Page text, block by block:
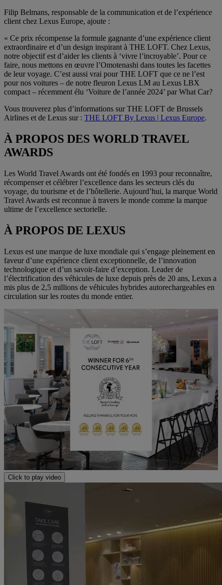
Filip Belmans, responsable de la communication et de l’expérience
client chez Lexus Europe, ajoute :
« Ce prix récompense la formule gagnante d’une expérience client
extraordinaire et d’un design inspirant à THE LOFT. Chez Lexus,
notre objectif est d’aider les clients à ‘vivre l’incroyable’. Pour ce
faire, nous mettons en œuvre l’Omotenashi dans toutes les facettes
de leur voyage. C’est aussi vrai pour THE LOFT que ce ne l’est
pour nos voitures – de notre fleuron Lexus LM au Lexus LBX
compact – récemment élu ‘Voiture de l’année 2024’ par What Car?
Vous trouverez plus d’informations sur THE LOFT de Brussels
Airlines et de Lexus sur : THE LOFT By Lexus | Lexus Europe.
À PROPOS DES WORLD TRAVEL
AWARDS
Les World Travel Awards ont été fondés en 1993 pour reconnaître,
récompenser et célébrer l’excellence dans les secteurs clés du
voyage, du tourisme et de l’hôtellerie. Aujourd’hui, la marque World
Travel Awards est reconnue à travers le monde comme la marque
ultime de l’excellence sectorielle.
À PROPOS DE LEXUS
Lexus est une marque de luxe mondiale qui s’engage pleinement en
faveur d’une expérience client exceptionnelle, de l’innovation
technologique et d’un savoir-faire d’exception. Leader de
l’électrification des véhicules de luxe depuis près de 20 ans, Lexus a
mis plus de 2,5 millions de véhicules hybrides autorechargeables en
circulation sur les routes du monde entier.
Click to play video